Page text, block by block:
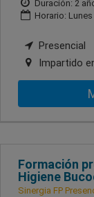
Duración: 2
Horario:
Presencial
Impartido
Formación
Higiene
Sinergia FP